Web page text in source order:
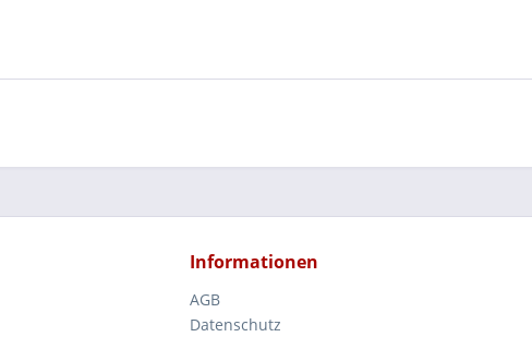
Informationen
AGB
Datenschutz